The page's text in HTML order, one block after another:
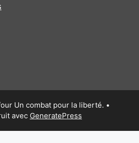
Un combat pour la liberté. •
avec GeneratePress